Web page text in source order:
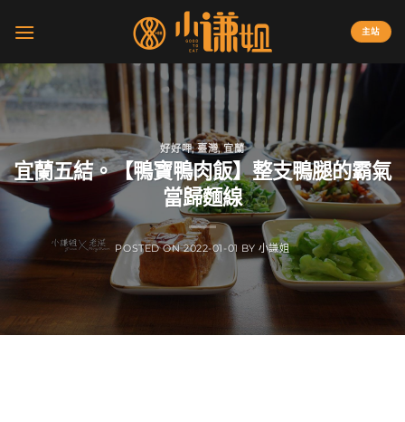
主站
好好呷,臺灣,宜蘭
宜蘭五結。【鴨寶鴨肉飯】整支鴨腿的霸氣
當歸麵線
POSTED ON2022-01-01 BY 小謙姐